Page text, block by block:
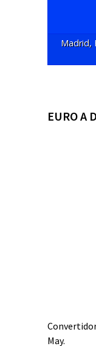
Madrid,
EURO A
May.